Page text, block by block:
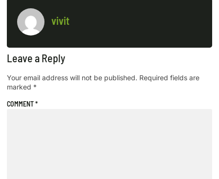
vivit
Leave a Reply
Your email address will not be published. Required fields are
marked *
COMMENT*